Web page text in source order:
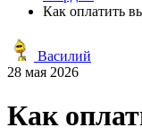
Как оплатить
Василий
28 мая 2026
Как